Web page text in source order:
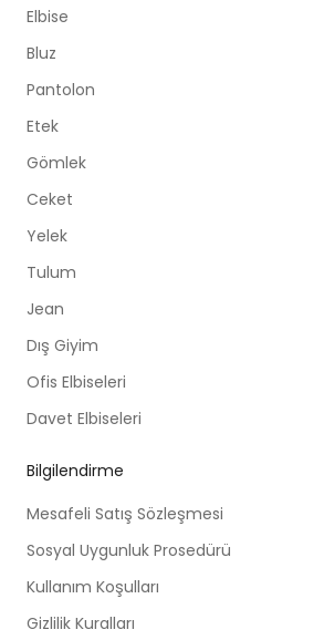
Elbise
Bluz
Pantolon
Etek
Gömlek
Ceket
Yelek
Tulum
Jean
Dış Giyim
Ofis Elbiseleri
Davet Elbiseleri
Bilgilendirme
Mesafeli Satış Sözleşmesi
Sosyal Uygunluk Prosedürü
Kullanım Koşulları
Gizlilik Kuralları